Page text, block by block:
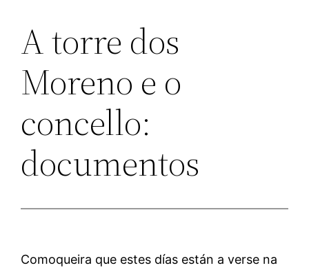
A torre dos
Moreno e o
concello:
documentos
Comoqueira que estes días están a verse na